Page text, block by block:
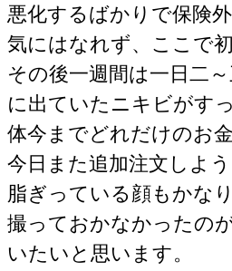
悪化するばかりで保険
気にはなれず、ここで
その後一週間は一日二
に出ていたニキビがす
体今までどれだけのお
今日また追加注文しよ
脂ぎっている顔もかな
撮っておかなかったの
いたいと思います。